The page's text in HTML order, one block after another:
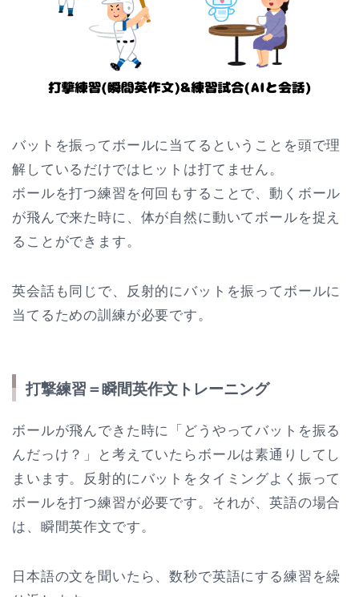
バットを振ってボールに当てるということを頭で理
解しているだけではヒットは打てません。
ボールを打つ練習を何回もすることで、動くボール
が飛んで来た時に、体が自然に動いてボールを捉え
ることができます。
英会話も同じで、反射的にバットを振ってボールに
当てるための訓練が必要です。
打撃練習＝瞬間英作文トレーニング
ボールが飛んできた時に「どうやってバットを振る
んだっけ？」と考えていたらボールは素通りしてし
まいます。反射的にバットをタイミングよく振って
ボールを打つ練習が必要です。それが、英語の場合
は、瞬間英作文です。
日本語の文を聞いたら、数秒で英語にする練習を繰